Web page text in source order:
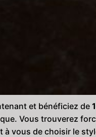
et bénéficiez de
Vous trouverez
à vous de choisir le